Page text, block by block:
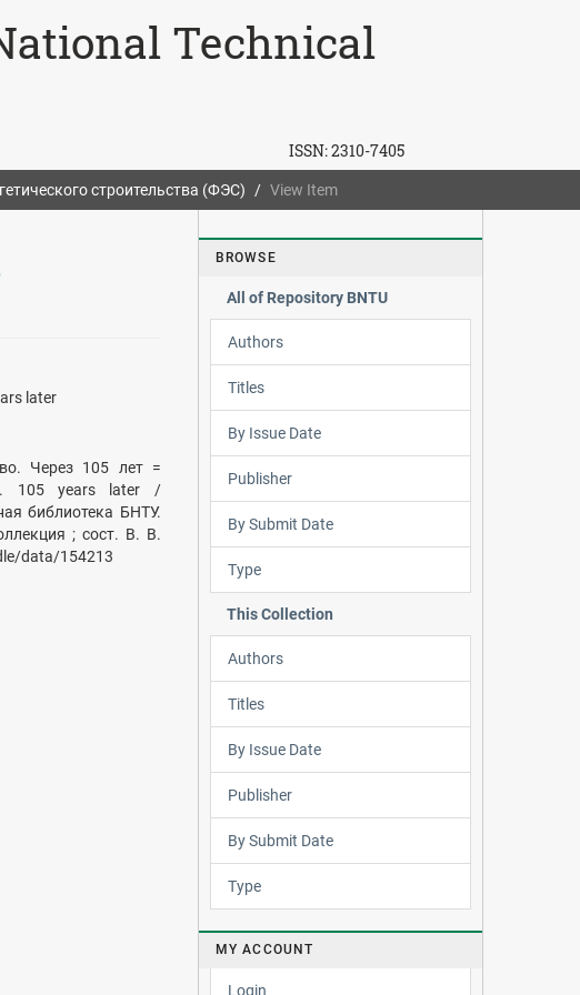
Technical
ISSN:2310-7405
строительства (ФЭС) View Item
later
Через 105 лет =
105 years later /
библиотека БНТУ.
; сост. В. В.
data/154213
BROWSE
All of Repository BNTU
Authors
Titles
By Issue Date
Publisher
By Submit Date
Type
This Collection
Authors
Titles
By Issue Date
Publisher
By Submit Date
Type
MY ACCOUNT
Login